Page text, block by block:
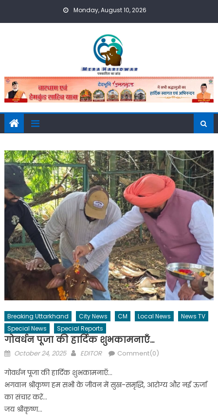
Monday, August 10, 2026
Breaking Uttarkhand City News CM Local News
News TV
Special News
Special Reports
गोवर्धन पूजा की हार्दिक शुभकामनाएँ…
Posted
October 24, 2025 Author
EDITOR Comment(0)
गोवर्धन पूजा की हार्दिक शुभकामनाएँ…
भगवान श्रीकृष्ण हम सभी के जीवन में सुख-समृद्धि, आरोग्य और नई ऊर्जा
का संचार करें…
जय श्रीकृष्ण…